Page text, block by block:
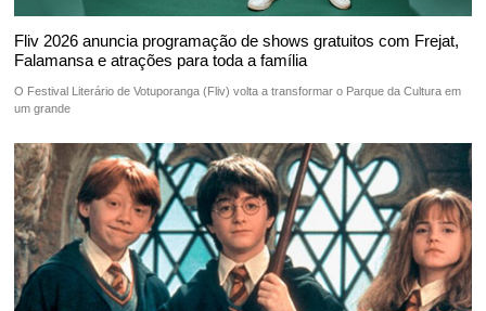
Fliv 2026 anuncia programação de shows gratuitos com Frejat,
Falamansa e atrações para toda a família
O Festival Literário de Votuporanga (Fliv) volta a transformar o Parque da Cultura em
um grande